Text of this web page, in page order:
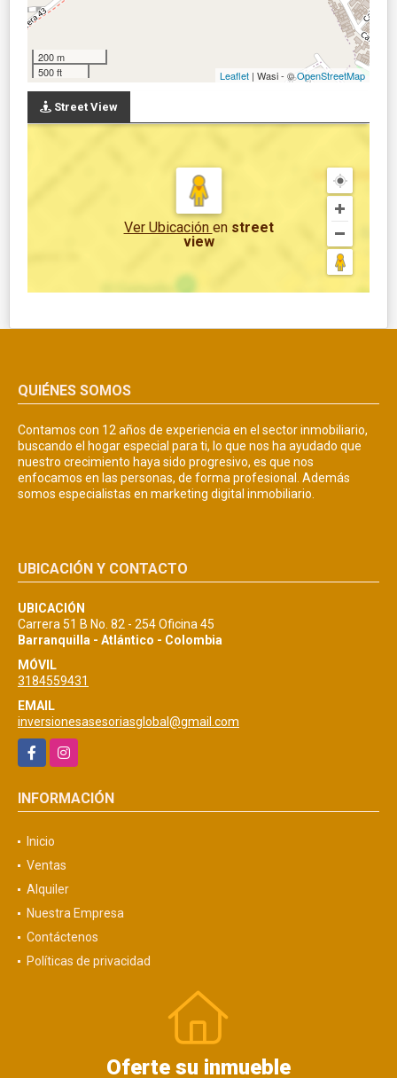
200 m
500 ft
Leaflet | Wasi - ©OpenStreetMap
Street View
Ver Ubicación en street
view
QUIÉNES SOMOS
Contamos con 12 años de experiencia en el sector inmobiliario,
buscando el hogar especial para ti, lo que nos ha ayudado que
nuestro crecimiento haya sido progresivo, es que nos
enfocamos en las personas, de forma profesional. Además
somos especialistas en marketing digital inmobiliario.
UBICACIÓN Y CONTACTO
UBICACIÓN
Carrera 51 B No. 82 - 254 Oficina 45
Barranquilla - Atlántico - Colombia
MÓVIL
3184559431
EMAIL
inversionesasesoriasglobal@gmail.com
FacebookInstagram
INFORMACIÓN
Inicio
Ventas
Alquiler
Nuestra Empresa
Contáctenos
Políticas de privacidad
Oferte su inmueble